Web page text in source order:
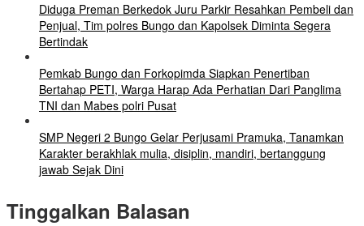
Diduga Preman Berkedok Juru Parkir Resahkan Pembeli dan
Penjual, Tim polres Bungo dan Kapolsek Diminta Segera
Bertindak
Pemkab Bungo dan Forkopimda Siapkan Penertiban
Bertahap PETI, Warga Harap Ada Perhatian Dari Panglima
TNI dan Mabes polri Pusat
SMP Negeri 2 Bungo Gelar Perjusami Pramuka, Tanamkan
Karakter berakhlak mulia, disiplin, mandiri, bertanggung
jawab Sejak Dini
Tinggalkan Balasan